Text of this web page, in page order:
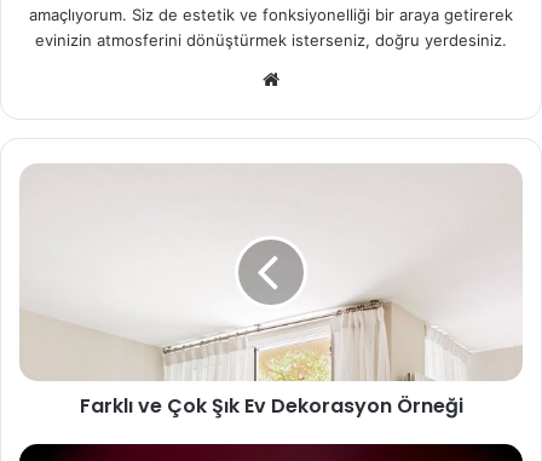
amaçlıyorum. Siz de estetik ve fonksiyonelliği bir araya getirerek
evinizin atmosferini dönüştürmek isterseniz, doğru yerdesiniz.
sit
esi
Farklı ve Çok Şık Ev Dekorasyon Örneği